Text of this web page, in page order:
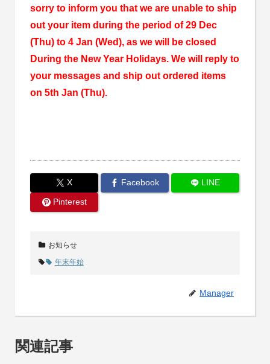
sorry to inform you that we are unable to ship
out your item during the period of 29 Dec
(Thu) to 4 Jan (Wed), as we will be closed
During the New Year Holidays. We will reply to
your messages and ship out ordered items
on 5th Jan (Thu).
X Facebook
LINE
Pinterest
お知らせ
年末年始
Manager
関連記事